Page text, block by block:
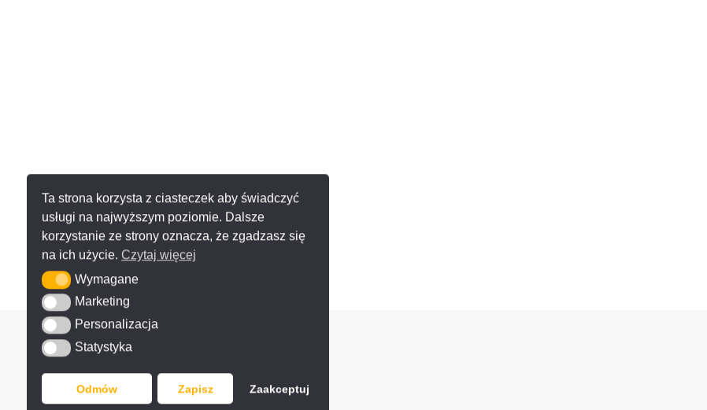
Ta strona korzysta z ciasteczek aby świadczyć
usługi na najwyższym poziomie. Dalsze
korzystanie ze strony oznacza, że zgadzasz się
na ich użycie. Czytaj więcej
WymaganeWymagane
MarketingMarketing
Personalizacja
Personalizacja
StatystykaStatystyka
Odmów Zapisz Zaakceptuj